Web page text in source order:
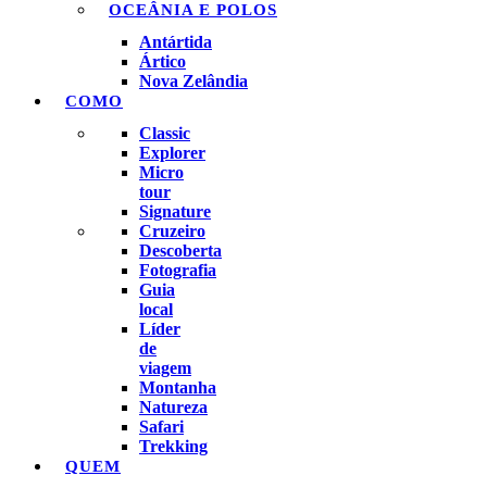
OCEÂNIA E POLOS
Antártida
Ártico
Nova Zelândia
COMO
Classic
Explorer
Micro
tour
Signature
Cruzeiro
Descoberta
Fotografia
Guia
local
Líder
de
viagem
Montanha
Natureza
Safari
Trekking
QUEM